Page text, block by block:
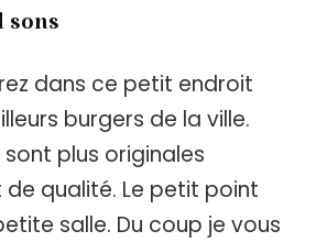
sons
dans ce petit endroit
burgers de la ville.
plus originales
de qualité. Le petit point
salle. Du coup je vous